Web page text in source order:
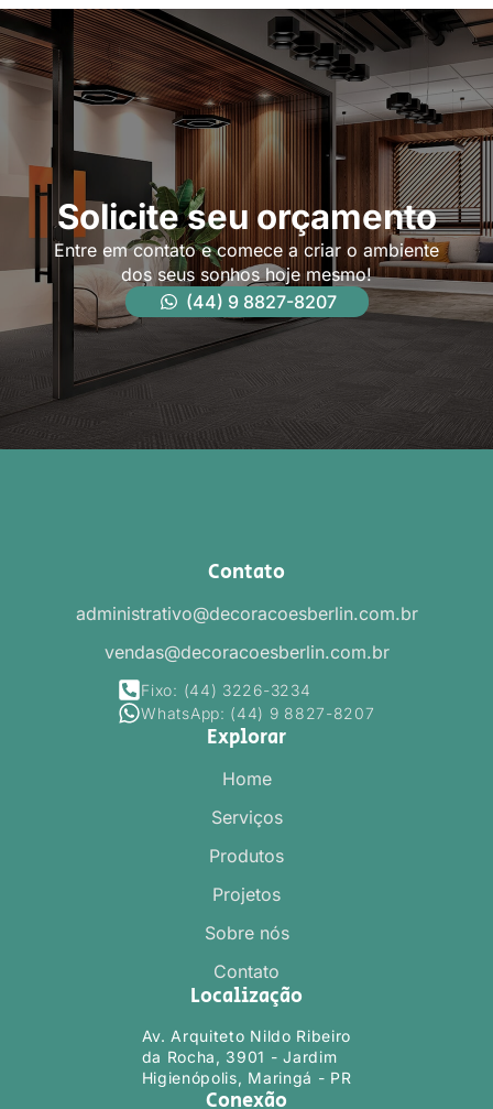
Solicite seu orçamento
Entre em contato e comece a criar o ambiente
dos seus sonhos hoje mesmo!
(44) 9 8827-8207
Contato
administrativo@decoracoesberlin.com.br
vendas@decoracoesberlin.com.br
Fixo: (44) 3226-3234
WhatsApp: (44) 9 8827-8207
Explorar
Home
Serviços
Produtos
Projetos
Sobre nós
Contato
Localização
Av. Arquiteto Nildo Ribeiro
da Rocha, 3901 - Jardim
Higienópolis, Maringá - PR
Conexão